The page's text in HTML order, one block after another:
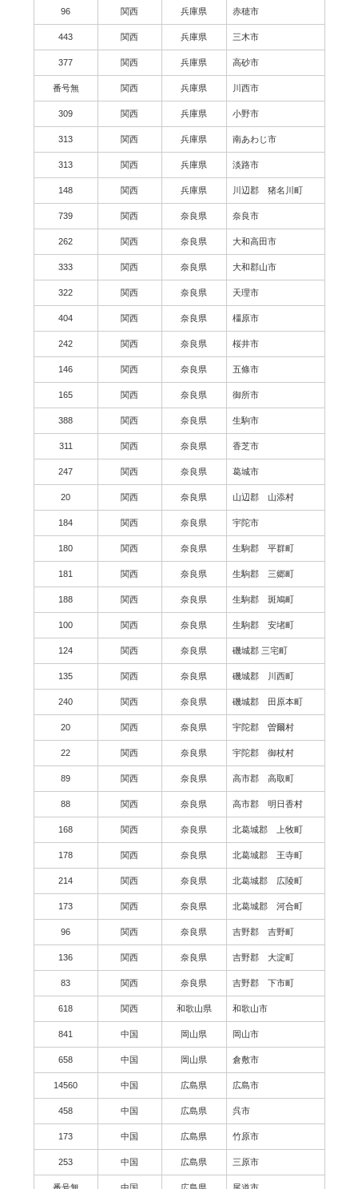
96 関西 兵庫県 赤穂市
443 関西 兵庫県 三木市
377 関西 兵庫県 高砂市
番号無 関西 兵庫県 川西市
309 関西 兵庫県 小野市
313 関西 兵庫県 南あわじ市
313 関西 兵庫県 淡路市
148 関西 兵庫県 川辺郡 猪名川町
739 関西 奈良県 奈良市
262 関西 奈良県 大和高田市
333 関西 奈良県 大和郡山市
322 関西 奈良県 天理市
404 関西 奈良県 橿原市
242 関西 奈良県 桜井市
146 関西 奈良県 五條市
165 関西 奈良県 御所市
388 関西 奈良県 生駒市
311 関西 奈良県 香芝市
247 関西 奈良県 葛城市
20 関西 奈良県 山辺郡 山添村
184 関西 奈良県 宇陀市
180 関西 奈良県 生駒郡 平群町
181 関西 奈良県 生駒郡 三郷町
188 関西 奈良県 生駒郡 斑鳩町
100 関西 奈良県 生駒郡 安堵町
124 関西 奈良県 磯城郡 三宅町
135 関西 奈良県 磯城郡 川西町
240 関西 奈良県 磯城郡 田原本町
20 関西 奈良県 宇陀郡 曽爾村
22 関西 奈良県 宇陀郡 御杖村
89 関西 奈良県 高市郡 高取町
88 関西 奈良県 高市郡 明日香村
168 関西 奈良県 北葛城郡 上牧町
178 関西 奈良県 北葛城郡 王寺町
214 関西 奈良県 北葛城郡 広陵町
173 関西 奈良県 北葛城郡 河合町
96 関西 奈良県 吉野郡 吉野町
136 関西 奈良県 吉野郡 大淀町
83 関西 奈良県 吉野郡 下市町
618 関西 和歌山県 和歌山市
841 中国 岡山県 岡山市
658 中国 岡山県 倉敷市
14560 中国 広島県 広島市
458 中国 広島県 呉市
173 中国 広島県 竹原市
253 中国 広島県 三原市